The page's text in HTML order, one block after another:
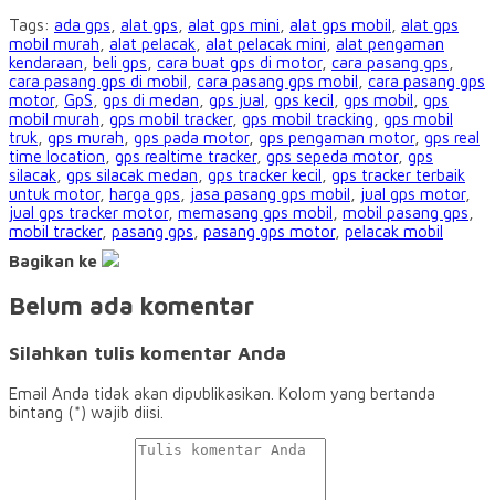
Tags: ada gps alat gps alat gps mini alat gps mobil
alat gps
mobil murah
alat pelacak alat pelacak mini
alat pengaman
kendaraan beli gps cara buat gps di motor, cara pasang gps
cara pasang gps di mobil cara pasang gps mobil cara pasang gps
motor, GpS gps di medan gps jual gps kecil gps mobil gps
mobil murah gps mobil tracker, gps mobil tracking gps mobil
truk gps murah gps pada motor, gps pengaman motor, gps real
time location gps realtime tracker, gps sepeda motor, gps
silacak gps silacak medan gps tracker kecil gps tracker terbaik
untuk motor, harga gps jasa pasang gps mobil jual gps motor,
jual gps tracker motor, memasang gps mobil mobil pasang gps
mobil tracker, pasang gps pasang gps motor, pelacak mobil
Bagikan ke
Belum ada komentar
Silahkan tulis komentar Anda
Email Anda tidak akan dipublikasikan. Kolom yang bertanda
bintang (*) wajib diisi.